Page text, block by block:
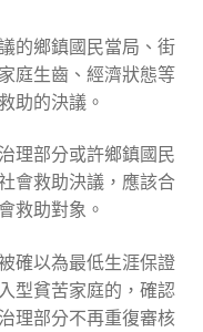
的鄉鎮國民當局、街
庭生齒、經濟狀態等
助的決議。
理部分或許鄉鎮國民
會救助決議，應該合
救助對象。
確以為最低生涯保證
型貧苦家庭的，確認
理部分不再重復審核